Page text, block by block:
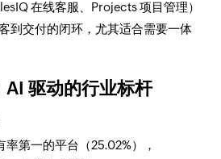
在线客服、Projects 项目管理）
到交付的闭环，尤其适合需要一体
驱动的行业标杆
第一的平台（25.02%），